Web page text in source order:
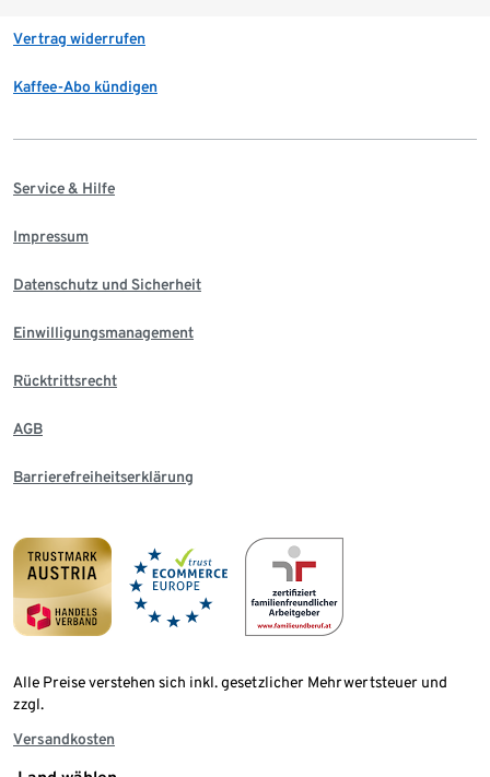
Vertrag widerrufen
Kaffee-Abo kündigen
Service & Hilfe
Impressum
Datenschutz und Sicherheit
Einwilligungsmanagement
Rücktrittsrecht
AGB
Barrierefreiheitserklärung
Alle Preise verstehen sich inkl. gesetzlicher Mehrwertsteuer und
zzgl.
Versandkosten